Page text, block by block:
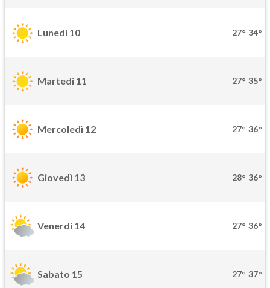
Lunedì 10 27° 34°
Martedì 11 27° 35°
Mercoledì 12 27° 36°
Giovedì 13 28° 36°
Venerdì 14 27° 36°
Sabato 15 27° 37°